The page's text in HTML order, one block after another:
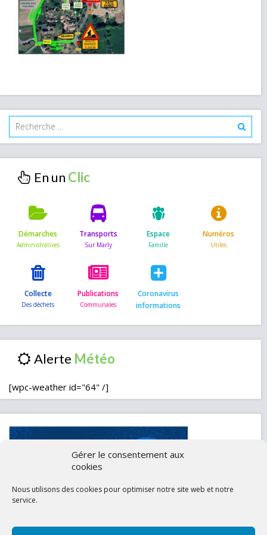
Gérer le consentement aux
cookies
Nous utilisons des cookies pour optimiser notre site web et notre
service.
En un
Démarches Transports Espace Numéros
Collecte Publications
Coronavirus
informations
Alerte
[wpc-weather id="64" /]